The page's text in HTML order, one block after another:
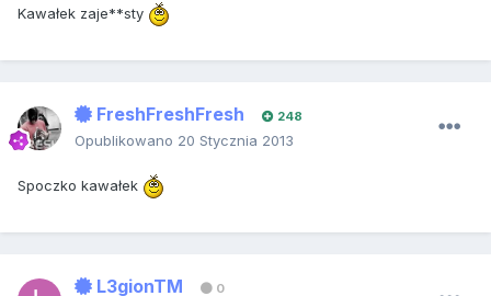
Kawałek zaje**sty
FreshFreshFresh 248
Opublikowano 20 Stycznia 2013
Spoczko kawałek
L3gionTM 0